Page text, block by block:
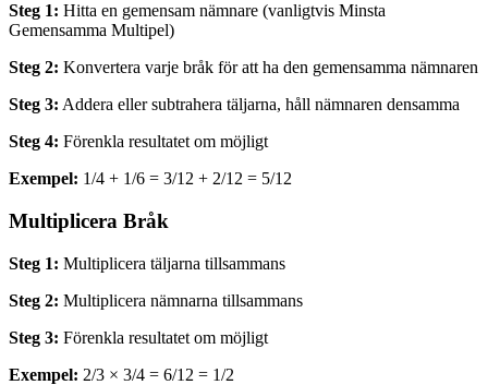
Steg 1: Hitta en gemensam nämnare (vanligtvis Minsta
Gemensamma Multipel)
Steg 2: Konvertera varje bråk för att ha den gemensamma nämnaren
Steg 3: Addera eller subtrahera täljarna, håll nämnaren densamma
Steg 4: Förenkla resultatet om möjligt
Exempel: 1/4 + 1/6 = 3/12 + 2/12 = 5/12
Multiplicera Bråk
Steg 1: Multiplicera täljarna tillsammans
Steg 2: Multiplicera nämnarna tillsammans
Steg 3: Förenkla resultatet om möjligt
Exempel: 2/3 × 3/4 = 6/12 = 1/2